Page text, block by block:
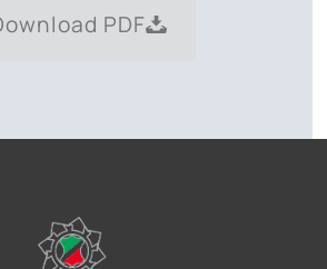
PDF